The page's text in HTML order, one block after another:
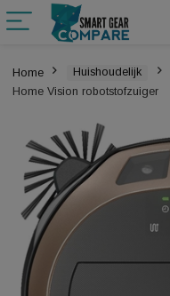
Home Huishoudelijk
Home Vision robotstofzuiger